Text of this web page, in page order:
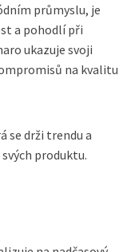
průmyslu, je
a pohodlí při
ukazuje svoji
na kvalitu
se drži trendu a
produktu.